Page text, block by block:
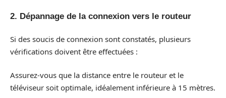
2. Dépannage de la connexion vers le routeur
Si des soucis de connexion sont constatés, plusieurs
vérifications doivent être effectuées :
Assurez-vous que la distance entre le routeur et le
téléviseur soit optimale, idéalement inférieure à 15 mètres.